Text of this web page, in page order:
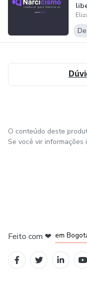
O conteúdo deste
Se você vir informações
Feito com ❤ em